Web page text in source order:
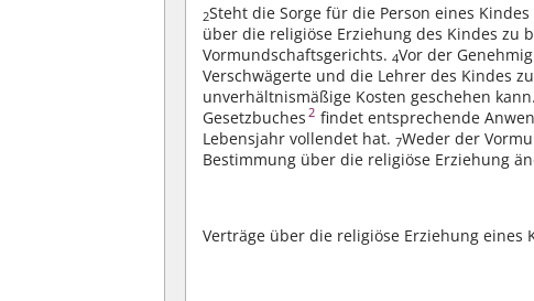
2Steht die Sorge für die Person eines
über die religiöse Erziehung des Kindes zu
Vormundschaftsgerichts.4Vor der
Verschwägerte und die Lehrer des Kindes
unverhältnismäßige Kosten geschehen kann.
Gesetzbuches 2 findet entsprechende
Lebensjahr vollendet hat.7Weder der
Bestimmung über die religiöse Erziehung
Verträge über die religiöse Erziehung